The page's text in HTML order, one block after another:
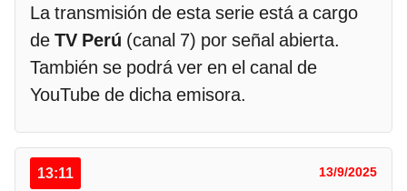
La transmisión de esta serie está a cargo
de TV Perú (canal 7) por señal abierta.
También se podrá ver en el canal de
YouTube de dicha emisora.
13:11 13/9/2025